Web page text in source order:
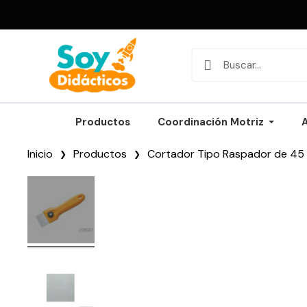
Productos Coordinación Motriz
Inicio Productos Cortador Tipo Raspador de 45